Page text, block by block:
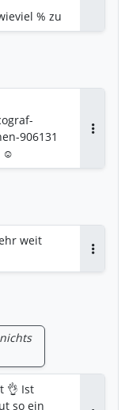
% zu
mit
906131
☺️
weit
👌 Ist
so ein